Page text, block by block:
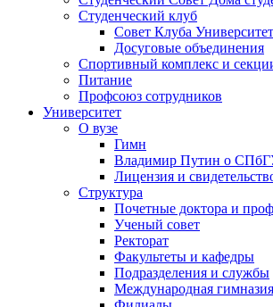
Студенческий клуб
Совет Клуба
Досуговые объединения
Спортивный комплекс и
Питание
Профсоюз сотрудников
Университет
О вузе
Гимн
Владимир Путин о
Лицензия и
Структура
Почетные доктора и
Ученый совет
Ректорат
Факультеты и кафедры
Подразделения и службы
Международная